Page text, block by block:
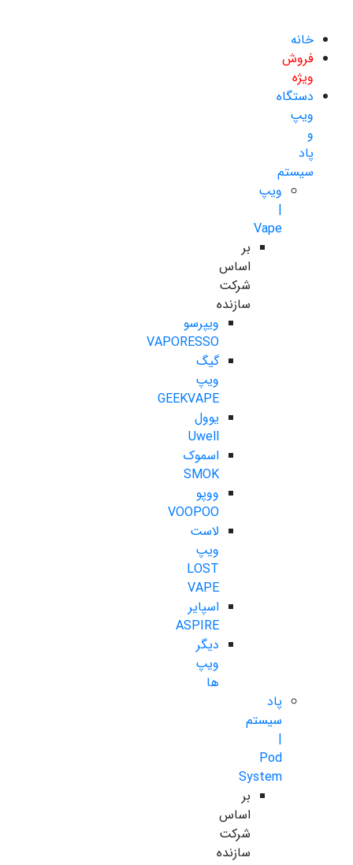
خانه
فروش
ویژه
دستگاه
ویپ
و
پاد
سیستم
ویپ
|
Vape
بر
اساس
شرکت
سازنده
ویپرسو
VAPORESSO
گیگ
ویپ
GEEKVAPE
یوول
Uwell
اسموک
SMOK
ووپو
VOOPOO
لاست
ویپ
LOST
VAPE
اسپایر
ASPIRE
دیگر
ویپ
ها
پاد
سیستم
|
Pod
System
بر
اساس
شرکت
سازنده